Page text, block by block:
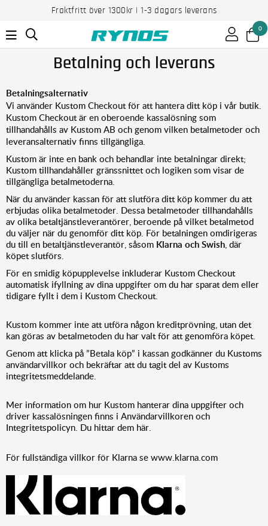
Fraktfritt över 1300kr | 1-3 dagars leverans
0
Betalning och leverans
Betalningsalternativ
Vi använder Kustom Checkout för att hantera ditt köp i vår butik.
Kustom Checkout är en oberoende kassalösning som
tillhandahålls av Kustom AB och genom vilken betalmetoder och
leveransalternativ finns tillgängliga.
Kustom är inte en bank och behandlar inte betalningar direkt;
Kustom tillhandahåller gränssnittet och logiken som visar de
tillgängliga betalmetoderna.
När du använder kassan för att slutföra ditt köp kommer du att
erbjudas olika betalmetoder. Dessa betalmetoder tillhandahålls
av olika betaltjänstleverantörer, beroende på vilket betalmetod
du väljer när du genomför ditt köp. För betalningen omdirigeras
du till en betaltjänstleverantör, såsom Klarna och Swish, där
köpet slutförs.
För en smidig köpupplevelse inkluderar Kustom Checkout
automatisk ifyllning av dina uppgifter om du har sparat dem eller
tidigare fyllt i dem i Kustom Checkout.
Kustom kommer inte att utföra någon kreditprövning, utan det
kan göras av betalmetoden du har valt för att genomföra köpet.
Genom att klicka på ”Betala köp” i kassan godkänner du Kustoms
användarvillkor och bekräftar att du tagit del av Kustoms
integritetsmeddelande.
Mer information om hur Kustom hanterar dina uppgifter och
driver kassalösningen finns i Användarvillkoren och
Integritetspolicyn. Du hittar dem här.
För fullständiga villkor för Klarna se www.klarna.com